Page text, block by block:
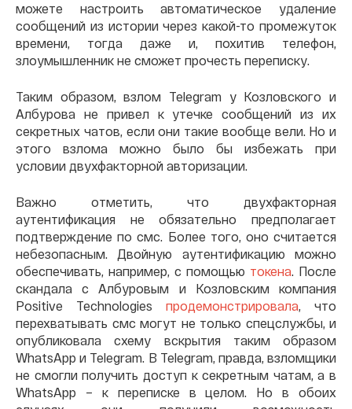
можете настроить автоматическое удаление
сообщений из истории через какой-то промежуток
времени, тогда даже и, похитив телефон,
злоумышленник не сможет прочесть переписку.
Таким образом, взлом Telegram у Козловского и
Албурова не привел к утечке сообщений из их
секретных чатов, если они такие вообще вели. Но и
этого взлома можно было бы избежать при
условии двухфакторной авторизации.
Важно отметить, что двухфакторная
аутентификация не обязательно предполагает
подтверждение по смс. Более того, оно считается
небезопасным. Двойную аутентификацию можно
обеспечивать, например, с помощью токена. После
скандала с Албуровым и Козловским компания
Positive Technologies продемонстрировала, что
перехватывать смс могут не только спецслужбы, и
опубликовала схему вскрытия таким образом
WhatsApp и Telegram. В Telegram, правда, взломщики
не смогли получить доступ к секретным чатам, а в
WhatsApp – к переписке в целом. Но в обоих